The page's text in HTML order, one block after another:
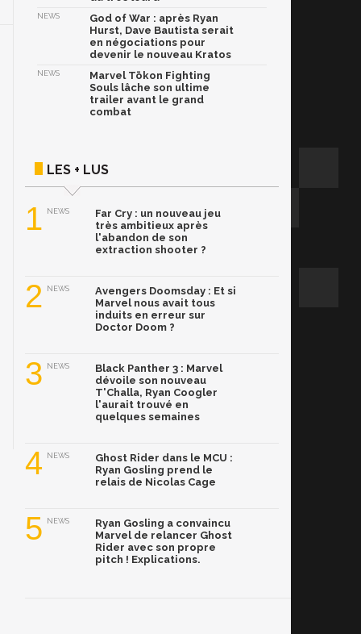
NEWS
God of War : après Ryan
Hurst, Dave Bautista serait
en négociations pour
devenir le nouveau Kratos
NEWS
Marvel Tōkon Fighting
Souls lâche son ultime
trailer avant le grand
combat
LES + LUS
1 NEWS
Far Cry : un nouveau jeu
très ambitieux après
l'abandon de son
extraction shooter ?
2 NEWS
Avengers Doomsday : Et si
Marvel nous avait tous
induits en erreur sur
Doctor Doom ?
3 NEWS
Black Panther 3 : Marvel
dévoile son nouveau
T'Challa, Ryan Coogler
l'aurait trouvé en
quelques semaines
4 NEWS
Ghost Rider dans le MCU :
Ryan Gosling prend le
relais de Nicolas Cage
5 NEWS
Ryan Gosling a convaincu
Marvel de relancer Ghost
Rider avec son propre
pitch ! Explications.